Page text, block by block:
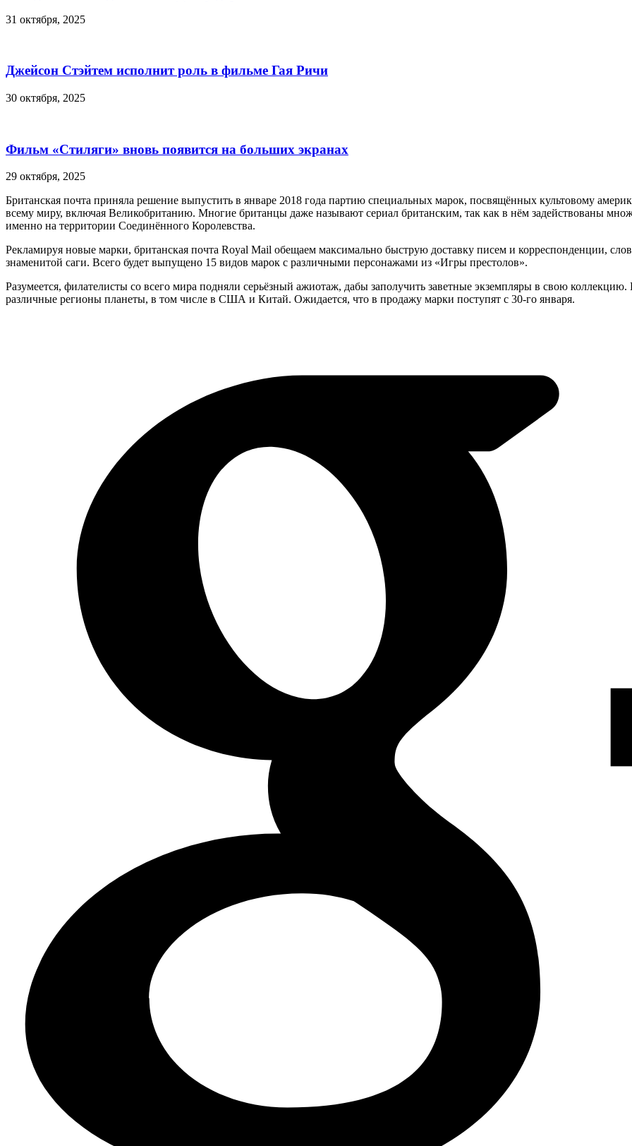
31 октября, 2025
Джейсон Стэйтем исполнит роль в фильме Гая Ричи
30 октября, 2025
Фильм «Стиляги» вновь появится на больших экранах
29 октября, 2025
Британская почта приняла решение выпустить в январе 2018 года партию специальных марок, посвящённых культовому
всему миру, включая Великобританию. Многие британцы даже называют сериал британским, так как в нём задействованы
именно на территории Соединённого Королевства.
Рекламируя новые марки, британская почта Royal Mail обещаем максимально быструю доставку писем и корреспонденции,
знаменитой саги. Всего будет выпущено 15 видов марок с различными персонажами из «Игры престолов».
Разумеется, филателисты со всего мира подняли серьёзный ажиотаж, дабы заполучить заветные экземпляры в свою
различные регионы планеты, в том числе в США и Китай. Ожидается, что в продажу марки поступят с 30-го января.